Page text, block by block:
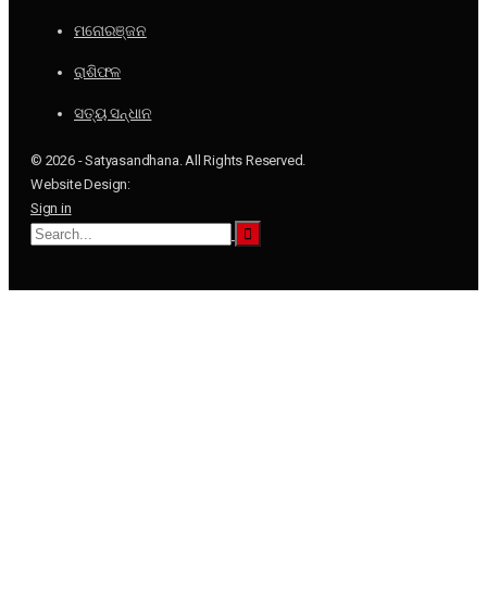
ମନୋରଞ୍ଜନ
ରାଶିଫଳ
ସତ୍ୟ ସନ୍ଧାନ
© 2026 - Satyasandhana. All Rights Reserved.
Website Design:
Sign in